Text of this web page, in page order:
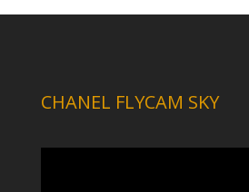
CHANEL FLYCAM SKY